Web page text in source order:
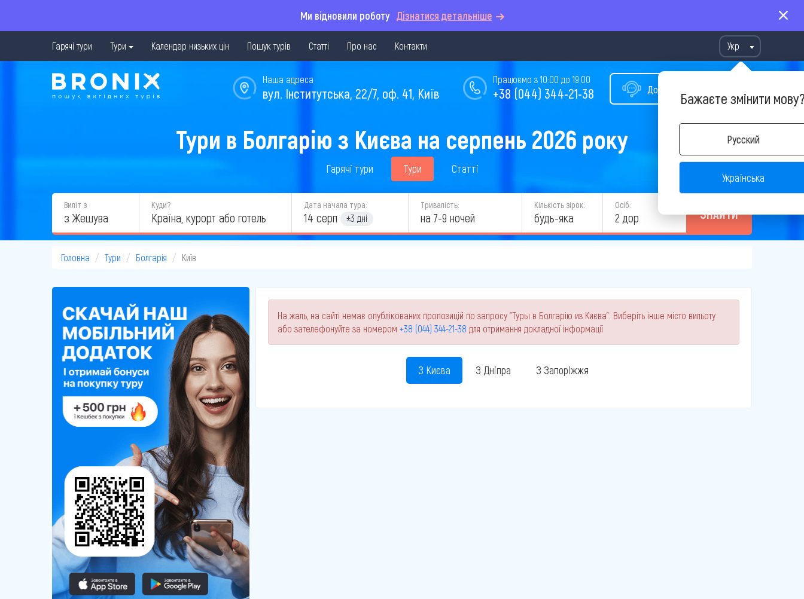
Ми відновили роботу Дізнатися детальніше
Гарячі тури Тури Календар низьких цін Пошук турів Статті Про нас Контакти Укр
Бажаєте змінити
Русский
Українська
Допомога у виборі туру
Працюємо з 10:00 до 19:00
+38 (044) 344-21-38
Наша адреса
вул. Інститутська, 22/7, оф. 41, Київ
Тури в Болгарію з Києва на серпень 2026 року
Гарячі тури Тури Статті
Виліт з
з Жешува
Куди? Дата начала тура:
14 серп ±3 дні
Тривалість:
на 7-9 ночей
Кількість зірок:
будь-яка
Осіб:
2 дор ЗНАЙТИ
Головна Тури Болгарія Київ
На жаль, на сайті немає опублікованих пропозицій по запросу "Туры в Болгарію из Києва". Виберіть інше місто вильоту
або зателефонуйте за номером +38 (044) 344-21-38 для отримання докладної інформації
З Києва З Дніпра З Запоріжжя